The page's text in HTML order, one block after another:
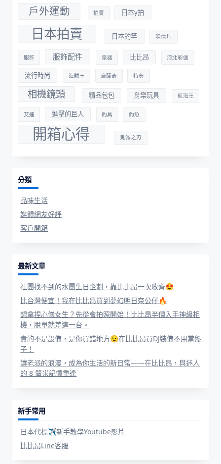
戶外運動 拍賣 日本y拍
日本拍賣 日本釣竿 明信片
服飾 服飾配件 樂器 比比昂 河北彩伽
流行時尚 海賊王 烏薩奇 特典
相機鏡頭 精品包包 育樂玩具 航海王
艾連 進擊的巨人 釣具 釣魚
開箱心得 鬼滅之刃
分類
品味生活
媒體網友好評
客戶開箱
最新文章
社團找不到的水團生日企劃，靠比比昂一次收齊😍
比台灣便宜！我在比比昂買到夢幻明日奈公仔🔥
想拿捏心儀女生？先從會拍照開始！比比昂半價入手神級相
機，脫單就差這一台。
貴的不是設備，是你買錯地方😉在比比昂買DJ裝備不用當盤
子！
讓老派的浪漫，成為你生活的新日常——在比比昂，與迷人
的 8 釐米記憶重逢
新手常用
日本代標✈新手教學Youtube影片
比比昂Line客服